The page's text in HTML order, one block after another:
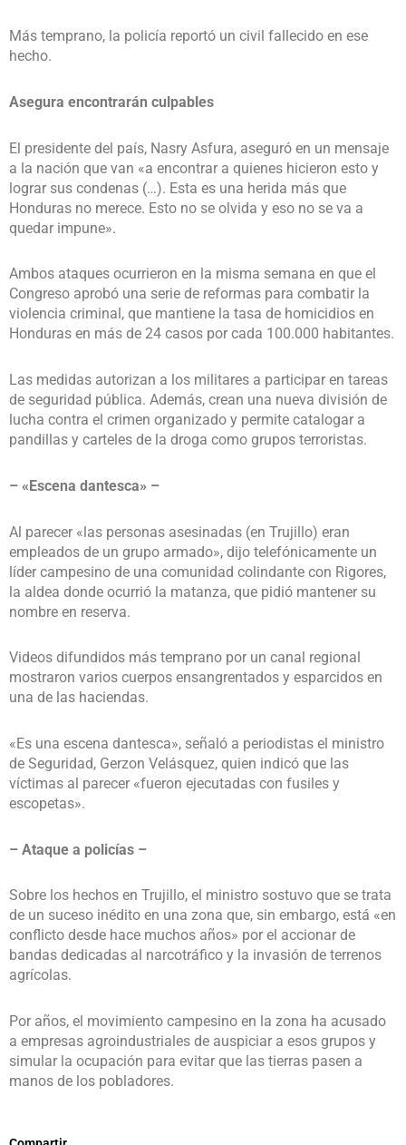
Más temprano, la policía reportó un civil fallecido en ese
hecho.
Asegura encontrarán culpables
El presidente del país, Nasry Asfura, aseguró en un mensaje
a la nación que van «a encontrar a quienes hicieron esto y
lograr sus condenas (…). Esta es una herida más que
Honduras no merece. Esto no se olvida y eso no se va a
quedar impune».
Ambos ataques ocurrieron en la misma semana en que el
Congreso aprobó una serie de reformas para combatir la
violencia criminal, que mantiene la tasa de homicidios en
Honduras en más de 24 casos por cada 100.000 habitantes.
Las medidas autorizan a los militares a participar en tareas
de seguridad pública. Además, crean una nueva división de
lucha contra el crimen organizado y permite catalogar a
pandillas y carteles de la droga como grupos terroristas.
– «Escena dantesca» –
Al parecer «las personas asesinadas (en Trujillo) eran
empleados de un grupo armado», dijo telefónicamente un
líder campesino de una comunidad colindante con Rigores,
la aldea donde ocurrió la matanza, que pidió mantener su
nombre en reserva.
Videos difundidos más temprano por un canal regional
mostraron varios cuerpos ensangrentados y esparcidos en
una de las haciendas.
«Es una escena dantesca», señaló a periodistas el ministro
de Seguridad, Gerzon Velásquez, quien indicó que las
víctimas al parecer «fueron ejecutadas con fusiles y
escopetas».
– Ataque a policías –
Sobre los hechos en Trujillo, el ministro sostuvo que se trata
de un suceso inédito en una zona que, sin embargo, está «en
conflicto desde hace muchos años» por el accionar de
bandas dedicadas al narcotráfico y la invasión de terrenos
agrícolas.
Por años, el movimiento campesino en la zona ha acusado
a empresas agroindustriales de auspiciar a esos grupos y
simular la ocupación para evitar que las tierras pasen a
manos de los pobladores.